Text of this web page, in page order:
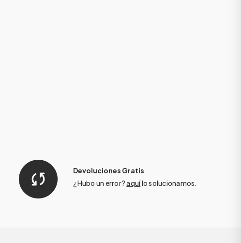
Devoluciones Gratis
¿Hubo un error?aquílo solucionamos.